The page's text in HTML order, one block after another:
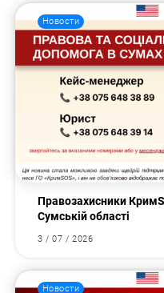
Новости
Правозахисники
Сумській області
3 / 07 / 2026
Новости